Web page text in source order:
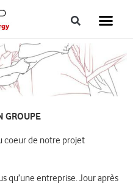
GROUPE
coeur de notre projet
qu’une entreprise. Jour après